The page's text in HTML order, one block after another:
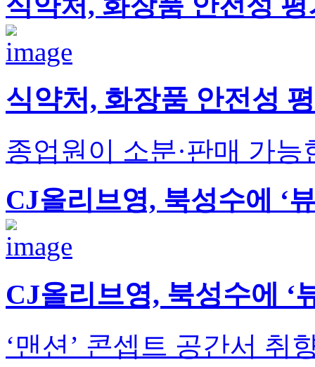
식약처, 화장품 안전성
종업원이 소분·판매 가
CJ올리브영, 북성수에 ‘
CJ올리브영, 북성수에 ‘
‘맨션’ 콘셉트 공간서